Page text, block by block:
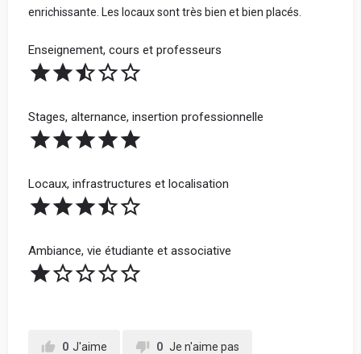
enrichissante. Les locaux sont très bien et bien placés.
Enseignement, cours et professeurs
Stages, alternance, insertion professionnelle
Locaux, infrastructures et localisation
Ambiance, vie étudiante et associative
0 J'aime 0 Je n'aime pas